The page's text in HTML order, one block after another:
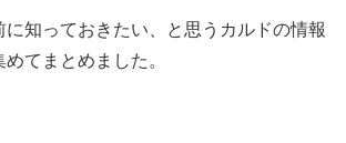
に知っておきたい、と思うカルドの情報
てまとめました。